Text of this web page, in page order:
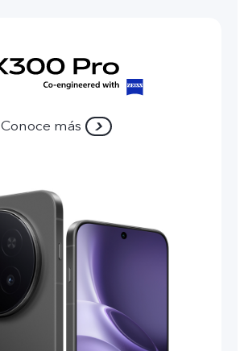
Conoce más